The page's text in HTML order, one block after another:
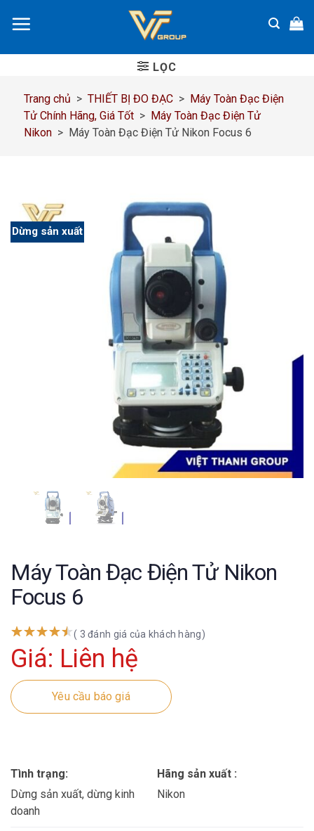
đến
dung
LỌC
Trang chủ > THIẾT BỊ ĐO ĐẠC > Máy Toàn Đạc Điện
Tử Chính Hãng, Giá Tốt > Máy Toàn Đạc Điện Tử
Nikon > Máy Toàn Đạc Điện Tử Nikon Focus 6
Dừng sản xuất
Máy Toàn Đạc Điện Tử Nikon
Focus 6
( 3 đánh giá của khách hàng)
Giá: Liên hệ
Yêu cầu báo giá
Tình trạng:
Dừng sản xuất, dừng kinh
doanh
Hãng sản xuất :
Nikon